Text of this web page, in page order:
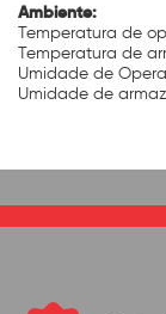
Ambiente:
Temperatura de
Temperatura de
Umidade de
Umidade de